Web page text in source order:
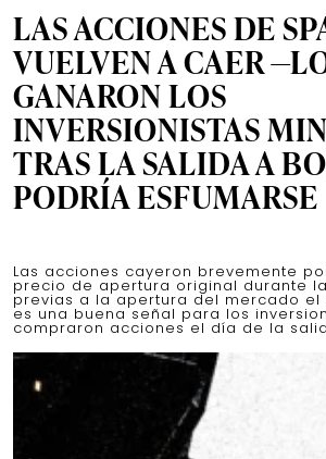
LAS ACCIONES DE
VUELVEN A CAER
GANARON LOS
INVERSIONISTAS
TRAS LA SALIDA A
PODRÍA ESFUMARSE
Las acciones cayeron brevemente
precio de apertura original durante
previas a la apertura del mercado el
es una buena señal para los
compraron acciones el día de la